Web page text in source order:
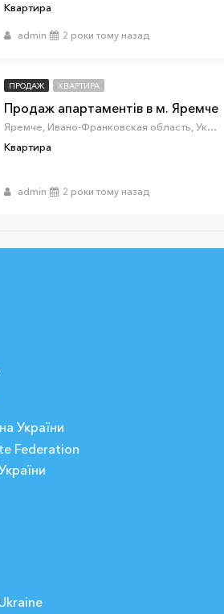
Квартира
admin 2 роки тому назад
ПРОДАЖ КВАРТИРА
Продаж апартаментів в м. Яремче
Яремче, Ивано-Франковская область, Украина
Квартира
admin 2 роки тому назад